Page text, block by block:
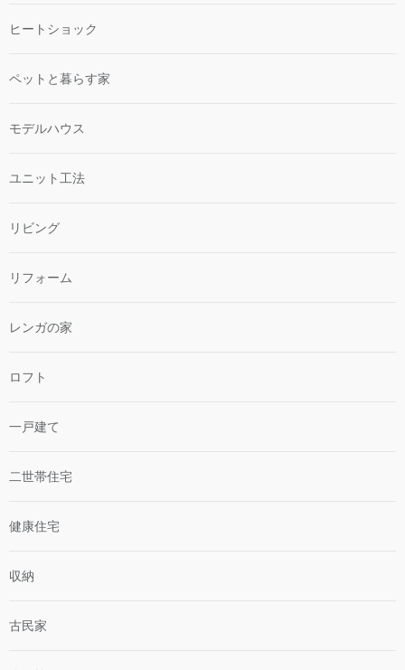
ヒートショック
ペットと暮らす家
モデルハウス
ユニット工法
リビング
リフォーム
レンガの家
ロフト
一戸建て
二世帯住宅
健康住宅
収納
古民家